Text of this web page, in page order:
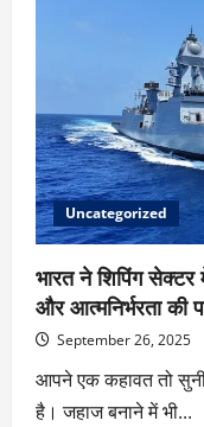
Uncategorized
भारत ने शिपिंग सेक्टर
और आत्मनिर्भरता की
September 26, 2025
आपने एक कहावत तो सुनी
है। जहाज बनाने में भी...